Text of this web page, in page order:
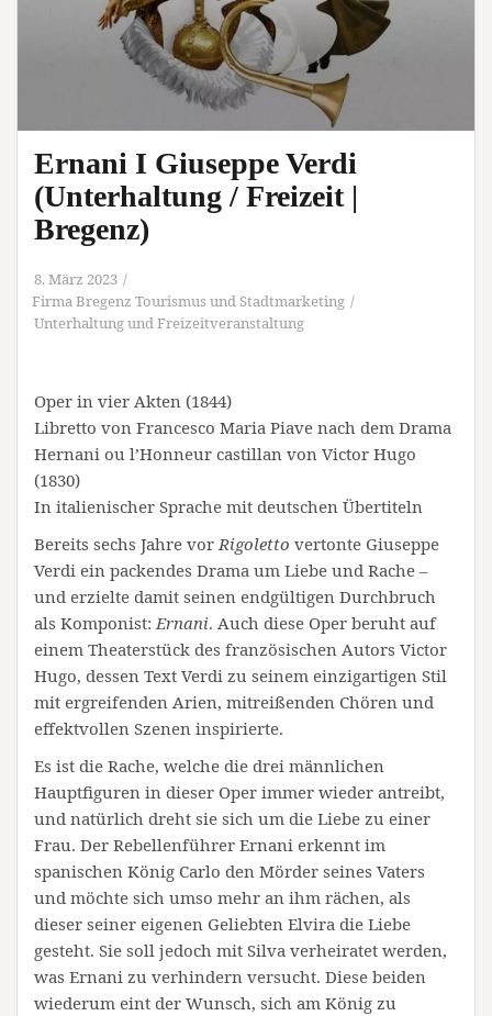
Ernani I Giuseppe Verdi
(Unterhaltung / Freizeit |
Bregenz)
8. März 2023
Firma Bregenz Tourismus und Stadtmarketing
Unterhaltung und Freizeitveranstaltung
Oper in vier Akten (1844)
Libretto von Francesco Maria Piave nach dem Drama
Hernani ou l’Honneur castillan von Victor Hugo
(1830)
In italienischer Sprache mit deutschen Übertiteln
Bereits sechs Jahre vor Rigoletto vertonte Giuseppe
Verdi ein packendes Drama um Liebe und Rache –
und erzielte damit seinen endgültigen Durchbruch
als Komponist: Ernani. Auch diese Oper beruht auf
einem Theaterstück des französischen Autors Victor
Hugo, dessen Text Verdi zu seinem einzigartigen Stil
mit ergreifenden Arien, mitreißenden Chören und
effektvollen Szenen inspirierte.
Es ist die Rache, welche die drei männlichen
Hauptfiguren in dieser Oper immer wieder antreibt,
und natürlich dreht sie sich um die Liebe zu einer
Frau. Der Rebellenführer Ernani erkennt im
spanischen König Carlo den Mörder seines Vaters
und möchte sich umso mehr an ihm rächen, als
dieser seiner eigenen Geliebten Elvira die Liebe
gesteht. Sie soll jedoch mit Silva verheiratet werden,
was Ernani zu verhindern versucht. Diese beiden
wiederum eint der Wunsch, sich am König zu